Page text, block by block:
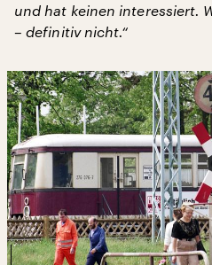
und hat keinen interessiert.
– definitiv nicht.“